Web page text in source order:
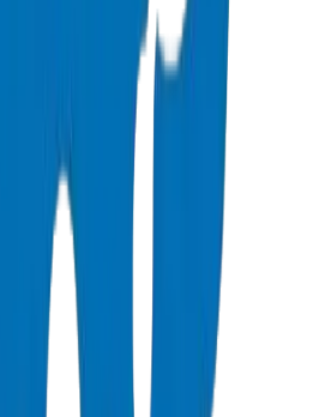
vs PVC vs PPR
des matériaux — propriétés, coûts et
les Infrastructures
classes de pression et